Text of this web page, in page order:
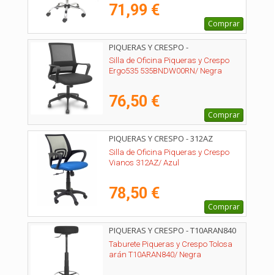
71,99 €
Comprar
PIQUERAS Y CRESPO -
535BNDW00RN
Silla de Oficina Piqueras y Crespo
Ergo535 535BNDW00RN/ Negra
76,50 €
Comprar
PIQUERAS Y CRESPO - 312AZ
Silla de Oficina Piqueras y Crespo
Vianos 312AZ/ Azul
78,50 €
Comprar
PIQUERAS Y CRESPO - T10ARAN840
Taburete Piqueras y Crespo Tolosa
arán T10ARAN840/ Negra